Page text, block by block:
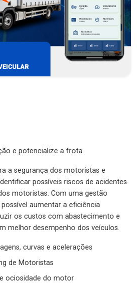
e potencialize a frota.
a segurança dos motoristas e
possíveis riscos de acidentes
motoristas. Com uma gestão
aumentar a eficiência
os custos com abastecimento e
melhor desempenho dos veículos.
curvas e acelerações
de Motoristas
ociosidade do motor